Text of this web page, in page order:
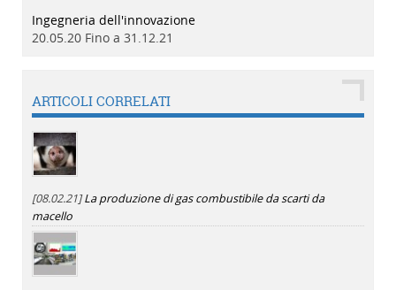
Ingegneria dell'innovazione
20.05.20 Fino a 31.12.21
ARTICOLI CORRELATI
[08.02.21]La produzione di gas combustibile da scarti da
macello